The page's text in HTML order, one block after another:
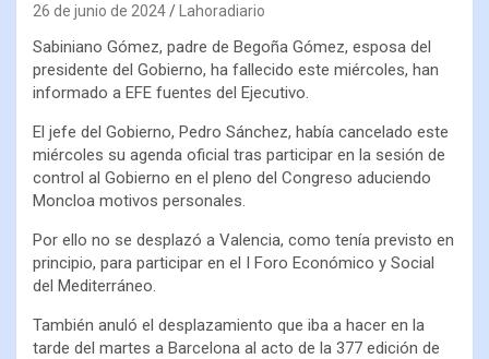
26 de junio de 2024 Lahoradiario
Sabiniano Gómez, padre de Begoña Gómez, esposa del
presidente del Gobierno, ha fallecido este miércoles, han
informado a EFE fuentes del Ejecutivo.
El jefe del Gobierno, Pedro Sánchez, había cancelado este
miércoles su agenda oficial tras participar en la sesión de
control al Gobierno en el pleno del Congreso aduciendo
Moncloa motivos personales.
Por ello no se desplazó a Valencia, como tenía previsto en
principio, para participar en el I Foro Económico y Social
del Mediterráneo.
También anuló el desplazamiento que iba a hacer en la
tarde del martes a Barcelona al acto de la 377 edición de